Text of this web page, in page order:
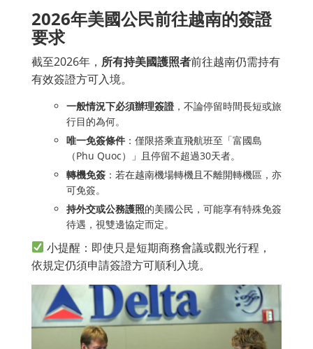
2026年美國公民前往越南的簽證
要求
截至2026年， 所有持美國護照者前往越南仍需持有
有效簽證方可入境。
一般情況下必須辦理簽證 ，不論停留時間長短或旅
行目的為何。
唯一免簽條件 ：僅限搭乘直飛航班至「富國島
（Phu Quoc）」且停留不超過30天者。
轉機免簽 ：若在越南機場轉機且不離開轉機區，亦
可免簽。
持外交或公務護照的美國公民，可能享有特殊免簽
待遇，視雙邊協定而定。
小提醒：即使只是短期商務會議或觀光行程，
依規定仍須申請簽證方可順利入境。